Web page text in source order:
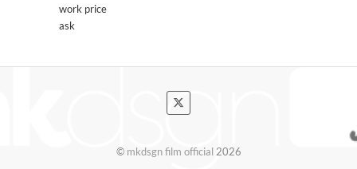
work price
ask
© mkdsgn film official 2026